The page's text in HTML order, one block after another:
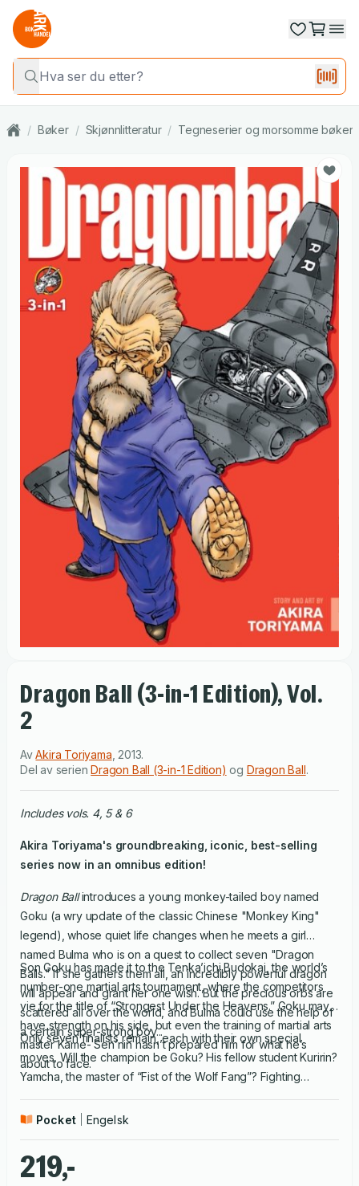
/ Bøker / Skjønnlitteratur / Tegneserier og morsomme bøker
Dragon Ball (3-in-1 Edition), Vol.
2
AvAkira Toriyama 2013.
Del av serienDragon Ball (3-in-1 Edition) og Dragon Ball.
Includes vols. 4, 5 & 6
Akira Toriyama's groundbreaking, iconic, best-selling
series now in an omnibus edition!
Dragon Ballintroduces a young monkey-tailed boy named
Goku (a wry update of the classic Chinese "Monkey King"
legend), whose quiet life changes when he meets a girl
named Bulma who is on a quest to collect seven "Dragon
Balls." If she gathers them all, an incredibly powerful dragon
will appear and grant her one wish. But the precious orbs are
scattered all over the world, and Bulma could use the help of
a certain super-strong boy...
Son Goku has made it to the Tenka’ichi Budokai, the world’s
number-one martial arts tournament, where the competitors
vie for the title of “Strongest Under the Heavens.” Goku may
have strength on his side, but even the training of martial arts
master Kame- Sen’nin hasn’t prepared him for what he’s
about to face.
Only seven finalists remain, each with their own special
moves. Will the champion be Goku? His fellow student Kuririn?
Yamcha, the master of “Fist of the Wolf Fang”? Fighting
dinosaur? Namu, an Indian mystic? Or Jackie Chun, the
Pocket Engelsk
219,-